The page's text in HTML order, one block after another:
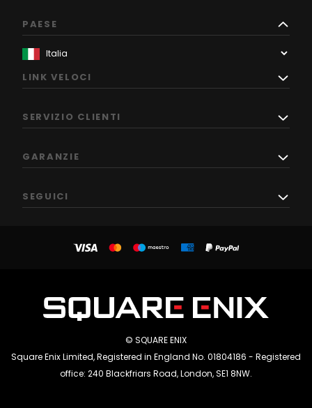
PAESE
LINK VELOCI
SERVIZIO CLIENTI
GARANZIE
SEGUICI
© SQUARE ENIX
Square Enix Limited, Registered in England No. 01804186 - Registered
office: 240 Blackfriars Road, London, SE1 8NW.